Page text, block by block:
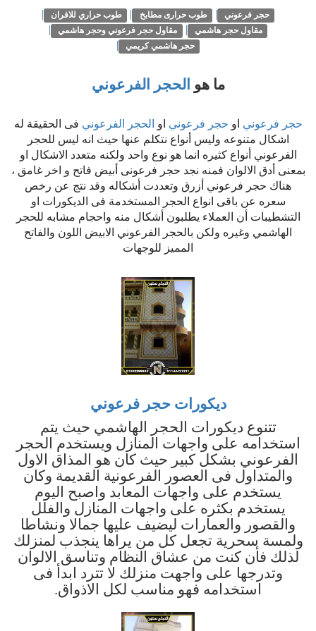
حجر فرعوني | طوب حرارى مطابخ | طوب حراري للافران |
مقاول حجر هاشمي | مقاول حجر فرعوني وحجر هاشمي |
حجر هاشمي كريمي |
ما هو الحجر الفرعوني
حجر فرعوني او حجر فرعوني او الحجر الفرعوني فى الحقيقة له
اشكال متنوعه وليس أنواع نتكلم عنها حيث انه ليس للحجر
الفرعوني أنواع كثيره انما هو نوع واحد ولكنه متعدد الاشكال او
بمعنى أدق الالوان فمنه نجد حجر فرعونى أبيض فاتح و اخر غامق ،
هناك حجر فرعوني أزرق وتعددت أشكاله وقد نتج عن رخص
سعره عن باقى انواع الحجر المستخدمة فى الديكورات او
التشطيبات أن العملاء يطلبون أشكال منه واحجام مشابه للحجر
الهاشمي وغيره ولكن بالحجر الفرعوني الابيض اللون والفاتح
المميز للوجهات
ديكورات حجر فرعوني
تتنوع ديكورات الحجر الهاشمي حيث يتم
استخدامه على واجهات المنازل ويستخدم الحجر
الفرعوني بشكل كبير حيث كان هو المذاق الاول
والمتداول فى العصور الفرعونية القديمة وكان
يستخدم على واجهات المعابد واصبح اليوم
يستخدم بكثره على واجهات المنازل والفلل
والقصور والعمارات ليضيف عليها جمالا ونشاطا
ولمسة سحرية تجعل كل من يراها ينجذب لمنزلك
لذلك فأن كنت من عشاق النظام وتناسق الالوان
وتدرجها على واجهت منزلك لا تترد ابدأ فى
استخدامه فهو مناسب لكل الاذواق.